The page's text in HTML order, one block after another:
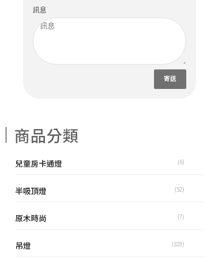
訊息
寄送
商品分類
兒童房卡通燈 (6)
半吸頂燈 (52)
原木時尚 (7)
吊燈 (189)